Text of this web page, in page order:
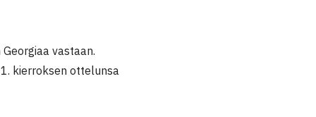
vastaan.
kierroksen ottelunsa